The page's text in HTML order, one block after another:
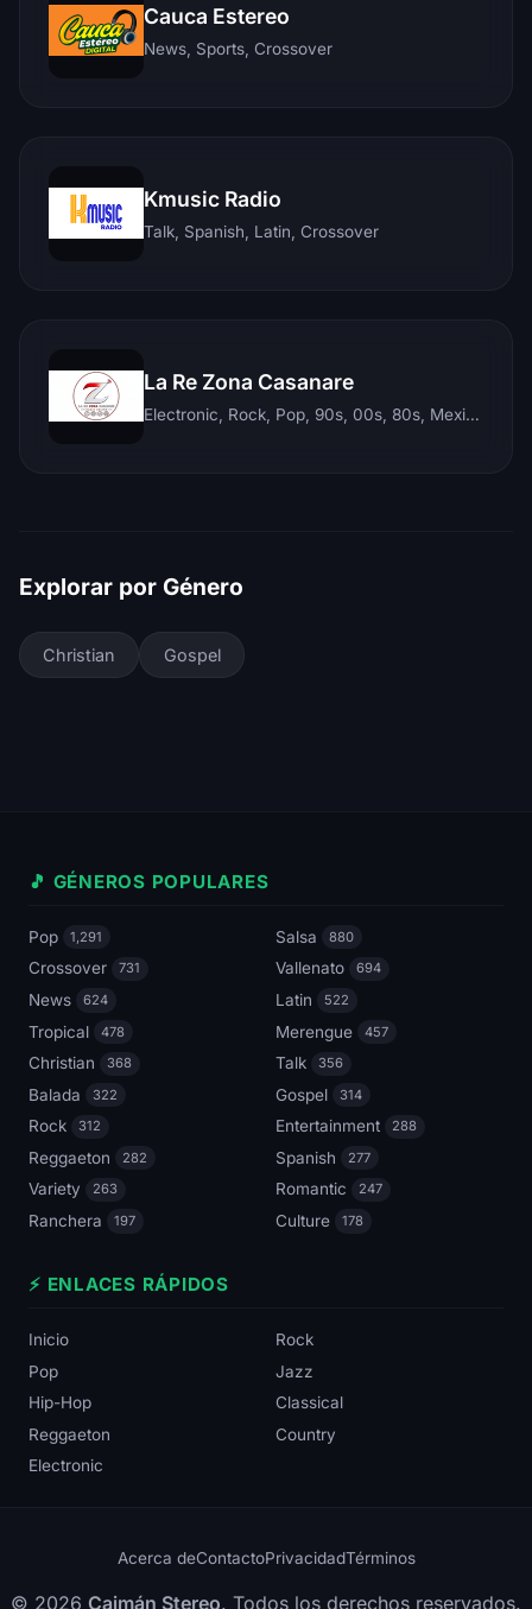
Cauca Estereo
News, Sports, Crossover
Kmusic Radio
Talk, Spanish, Latin, Crossover
La Re Zona Casanare
Electronic, Rock, Pop, 90s, 00s, 80s, Mexican, Ranchera, Reggaeton, Instrumental, Salsa, Merengue, Tropical, Romantic, Vallenato, Llanera
Explorar por Género
Christian Gospel
🎵 GÉNEROS POPULARES
Pop 1,291 Salsa 880
Crossover 731 Vallenato 694
News 624 Latin 522
Tropical 478 Merengue 457
Christian 368 Talk 356
Balada 322 Gospel 314
Rock 312 Entertainment 288
Reggaeton 282 Spanish 277
Variety 263 Romantic 247
Ranchera 197 Culture 178
⚡ ENLACES RÁPIDOS
Inicio
Rock
Pop
Jazz
Hip-Hop
Classical
Reggaeton
Country
Electronic
Acerca deContactoPrivacidadTérminos
© 2026 Caimán Stereo. Todos los derechos reservados.